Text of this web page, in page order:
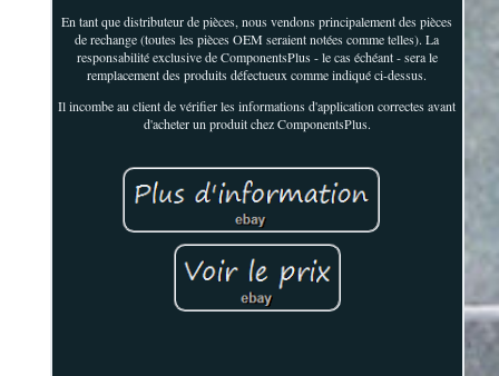
En tant que distributeur de pièces, nous vendons principalement des pièces
de rechange (toutes les pièces OEM seraient notées comme telles). La
responsabilité exclusive de ComponentsPlus - le cas échéant - sera le
remplacement des produits défectueux comme indiqué ci-dessus.
Il incombe au client de vérifier les informations d'application correctes avant
d'acheter un produit chez ComponentsPlus.